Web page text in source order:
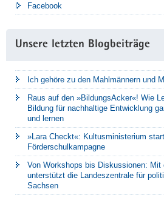
Facebook
Unsere letzten Blogbeiträge
Ich gehöre zu den Mahlmännern und
Raus auf den »BildungsAcker«! Wie
Bildung für nachhaltige Entwicklung
und lernen
»Lara Checkt«: Kultusministerium
Förderschulkampagne
Von Workshops bis Diskussionen: Mit
unterstützt die Landeszentrale für
Sachsen